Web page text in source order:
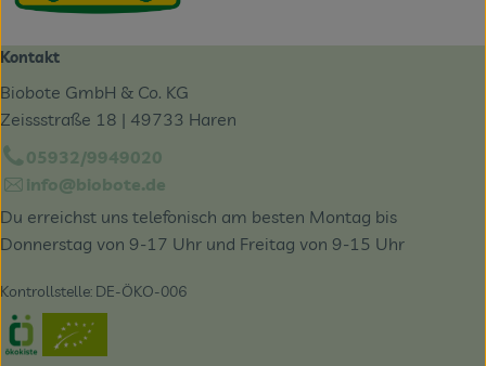
Kontakt
Biobote GmbH & Co. KG
Zeissstraße 18 | 49733 Haren
05932/9949020
info@biobote.de
Du erreichst uns telefonisch am besten Montag bis
Donnerstag von 9-17 Uhr und Freitag von 9-15 Uhr
Kontrollstelle: DE-ÖKO-006
Externer Link zu https://www.oekokiste.de/